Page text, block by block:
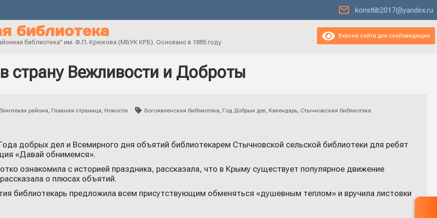
konstlib2017@yandex.ru
библиотека
библиотека" им. Ф.П. Крюкова (МБУК КРБ). Основано в 1885 году
Версия сайта для слабовидящих
страну Вежливости и Доброты
района, Главная страница, Новости Богоявленская библиотека, Год Добрых дел, Календарь, Стычновская библиотека
добрых дел и Всемирного дня объятий библиотекарем Стычновской сельской библиотеки для ребят
«Давай обнимемся».
ознакомила с историей праздника, рассказала, что в Крыму существует популярное движение
о плюсах объятий.
библиотекарь предложила всем присутствующим обменяться «душевным теплом» и вручила листовки